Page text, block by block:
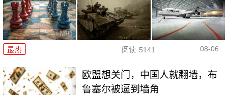
最热 阅读 5141 08-06
欧盟想关门，中国人就翻墙，布
鲁塞尔被逼到墙角